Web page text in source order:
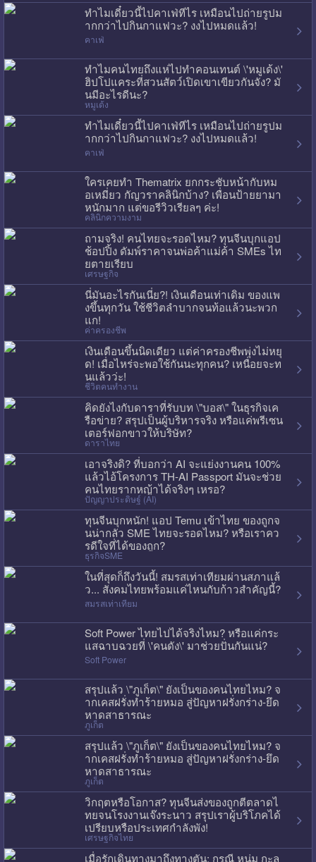
ทำไมเดี๋ยวนี้ไปคาเฟ่ทีไร เหมือนไปถ่ายรูปม
ากกว่าไปกินกาแฟวะ? งงไปหมดแล้ว!
คาเฟ่
ทำไมคนไทยถึงแห่ไปทำคอนเทนต์ \'หมูเด้ง\'
ฮิปโปแคระที่สวนสัตว์เปิดเขาเขียวกันจัง? มั
นมีอะไรดีนะ?
หมูเด้ง
ทำไมเดี๋ยวนี้ไปคาเฟ่ทีไร เหมือนไปถ่ายรูปม
ากกว่าไปกินกาแฟวะ? งงไปหมดแล้ว!
คาเฟ่
ใครเคยทำ Thematrix ยกกระชับหน้ากับหม
อเหมี่ยว กัญวราคลินิกบ้าง? เพื่อนป้ายยามา
หนักมาก แต่ขอรีวิวเรียลๆ ค่ะ!
คลินิกความงาม
ถามจริง! คนไทยจะรอดไหม? ทุนจีนบุกแอป
ช้อปปิ้ง ดัมพ์ราคาจนพ่อค้าแม่ค้า SMEs ไท
ยตายเรียบ
เศรษฐกิจ
นี่มันอะไรกันเนี่ย?! เงินเดือนเท่าเดิม ของแพ
งขึ้นทุกวัน ใช้ชีวิตลำบากจนท้อแล้วนะพวก
แก!
ค่าครองชีพ
เงินเดือนขึ้นนิดเดียว แต่ค่าครองชีพพุ่งไม่หยุ
ด! เมื่อไหร่จะพอใช้กันนะทุกคน? เหนื่อยจะท
นแล้วว่ะ!
ชีวิตคนทำงาน
คิดยังไงกับดาราที่รับบท \"บอส\" ในธุรกิจเค
รือข่าย? สรุปเป็นผู้บริหารจริง หรือแค่พรีเซน
เตอร์ฟอกขาวให้บริษัท?
ดาราไทย
เอาจริงดิ? ที่บอกว่า AI จะแย่งงานคน 100%
แล้วไอ้โครงการ TH-AI Passport มันจะช่วย
คนไทยรากหญ้าได้จริงๆ เหรอ?
ปัญญาประดิษฐ์ (AI)
ทุนจีนบุกหนัก! แอป Temu เข้าไทย ของถูกจ
นน่ากลัว SME ไทยจะรอดไหม? หรือเราคว
รดีใจที่ได้ของถูก?
ธุรกิจSME
ในที่สุดก็ถึงวันนี้! สมรสเท่าเทียมผ่านสภาแล้
ว... สังคมไทยพร้อมแค่ไหนกับก้าวสำคัญนี้?
สมรสเท่าเทียม
Soft Power ไทยไปได้จริงไหม? หรือแค่กระ
แสฉาบฉวยที่ \'คนดัง\' มาช่วยปั่นกันแน่?
Soft Power
สรุปแล้ว \"ภูเก็ต\" ยังเป็นของคนไทยไหม? จ
ากเคสฝรั่งทำร้ายหมอ สู่ปัญหาฝรั่งกร่าง-ยึด
หาดสาธารณะ
ภูเก็ต
สรุปแล้ว \"ภูเก็ต\" ยังเป็นของคนไทยไหม? จ
ากเคสฝรั่งทำร้ายหมอ สู่ปัญหาฝรั่งกร่าง-ยึด
หาดสาธารณะ
ภูเก็ต
วิกฤตหรือโอกาส? ทุนจีนส่งของถูกตีตลาดไ
ทยจนโรงงานเจ๊งระนาว สรุปเราผู้บริโภคได้
เปรียบหรือประเทศกำลังพัง!
เศรษฐกิจไทย
เมื่อรักเดินทางมาถึงทางตัน: กรณี หนุ่ม กะล